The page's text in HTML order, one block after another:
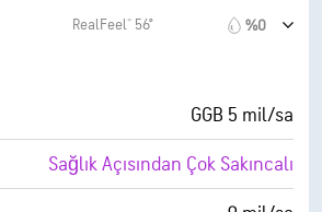
RealFeel® 56° %0
GGB 5 mil/sa
Sağlık Açısından Çok Sakıncalı